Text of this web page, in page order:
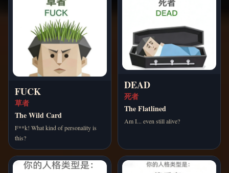
FUCK
草者
The Wild Card
F**k! What kind of personality is
this?
DEAD
死者
The Flatlined
Am I... even still alive?